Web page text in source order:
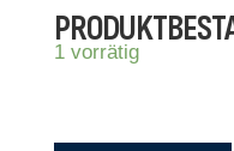
1 vorrätig